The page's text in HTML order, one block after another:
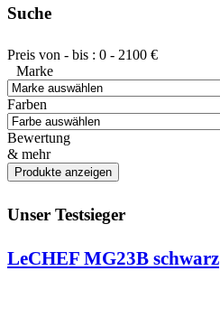
Suche
Preis von - bis : 0 - 2100 €
Marke
Farben
Bewertung
& mehr
Unser Testsieger
LeCHEF MG23B schwarz